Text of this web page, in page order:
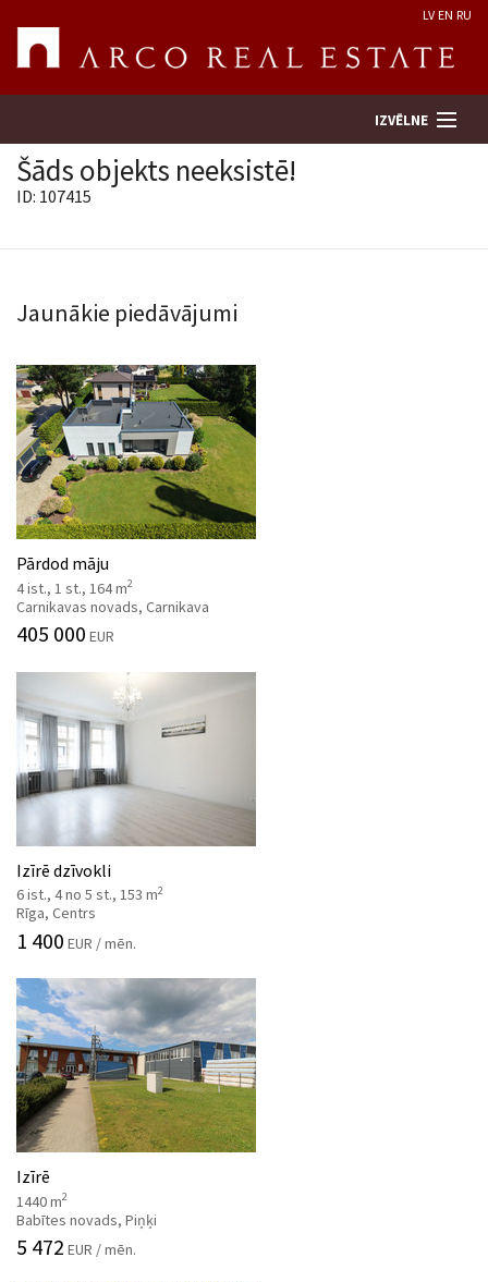
LV EN RU
IZVĒLNE
Uzņēmums
Pakalpojumi
Kontakti
Šāds objekts neeksistē!
ID: 107415
Jaunākie piedāvājumi
Pārdod māju
4 ist., 1 st., 164 m2
Carnikavas novads, Carnikava
405 000 EUR
Izīrē dzīvokli
6 ist., 4 no 5 st., 153 m2
Rīga, Centrs
1 400 EUR / mēn.
Izīrē
1440 m2
Babītes novads, Piņķi
5 472 EUR / mēn.